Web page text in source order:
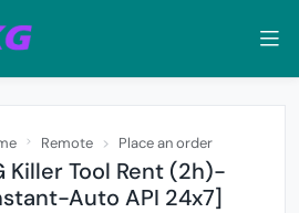
Remote Place an order
Killer Tool Rent (2h)-
Auto API 24x7]